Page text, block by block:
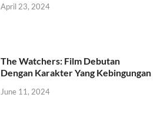
April 23, 2024
The Watchers: Film Debutan
Dengan Karakter Yang Kebingungan
June 11, 2024